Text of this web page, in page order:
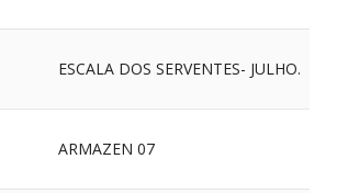
ESCALA DOS SERVENTES- JULHO.
ARMAZEN 07